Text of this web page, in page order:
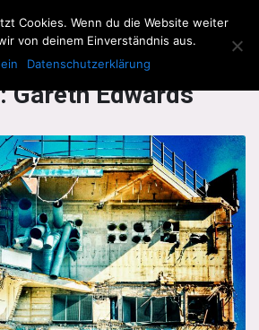
Men
Gareth Edwards
Cookies. Wenn du die Website weiter
von deinem Einverständnis aus.
Datenschutzerklärung